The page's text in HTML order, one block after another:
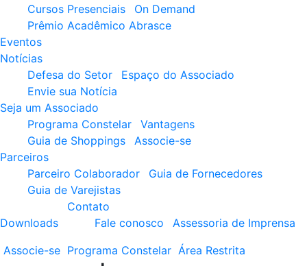
Cursos Presenciais
On Demand
Prêmio Acadêmico Abrasce
Eventos
Notícias
Defesa do Setor
Espaço do Associado
Envie sua Notícia
Seja um Associado
Programa Constelar
Vantagens
Guia de Shoppings
Associe-se
Parceiros
Parceiro Colaborador
Guia de Fornecedores
Guia de Varejistas
Downloads
Contato
Fale conosco
Assessoria de Imprensa
Associe-se Programa Constelar Área Restrita